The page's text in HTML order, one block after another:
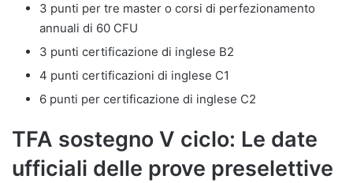
3 punti per tre master o corsi di perfezionamento
annuali di 60 CFU
3 punti certificazione di inglese B2
4 punti certificazioni di inglese C1
6 punti per certificazione di inglese C2
TFA sostegno V ciclo: Le date
ufficiali delle prove preselettive